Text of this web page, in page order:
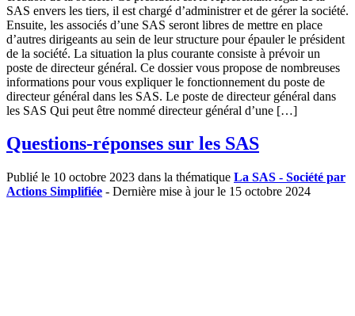
SAS envers les tiers, il est chargé d’administrer et de gérer la société.
Ensuite, les associés d’une SAS seront libres de mettre en place
d’autres dirigeants au sein de leur structure pour épauler le président
de la société. La situation la plus courante consiste à prévoir un
poste de directeur général. Ce dossier vous propose de nombreuses
informations pour vous expliquer le fonctionnement du poste de
directeur général dans les SAS. Le poste de directeur général dans
les SAS Qui peut être nommé directeur général d’une […]
Questions-réponses sur les SAS
Publié le 10 octobre 2023 dans la thématique La SAS - Société par
Actions Simplifiée - Dernière mise à jour le 15 octobre 2024